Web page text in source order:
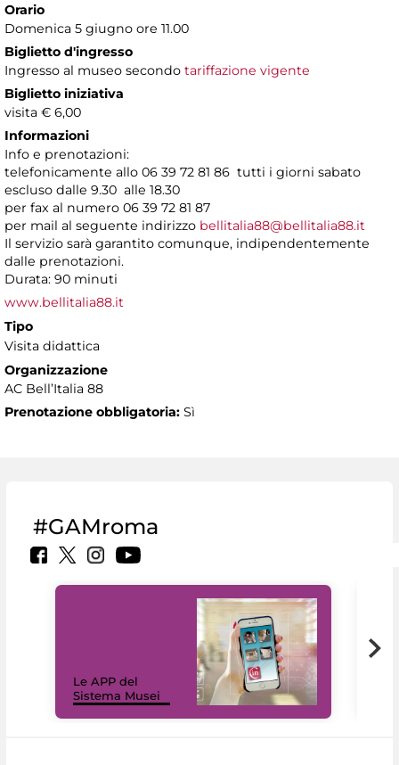
Orario
Domenica 5 giugno ore 11.00
Biglietto d'ingresso
Ingresso al museo secondo tariffazione vigente
Biglietto iniziativa
visita € 6,00
Informazioni
Info e prenotazioni:
telefonicamente allo 06 39 72 81 86 tutti i giorni sabato
escluso dalle 9.30 alle 18.30
per fax al numero 06 39 72 81 87
per mail al seguente indirizzo bellitalia88@bellitalia88.it
Il servizio sarà garantito comunque, indipendentemente
dalle prenotazioni.
Durata: 90 minuti
www.bellitalia88.it
Tipo
Visita didattica
Organizzazione
AC Bell’Italia 88
Prenotazione obbligatoria: Sì
#GAMroma
Le APP del
Sistema Musei